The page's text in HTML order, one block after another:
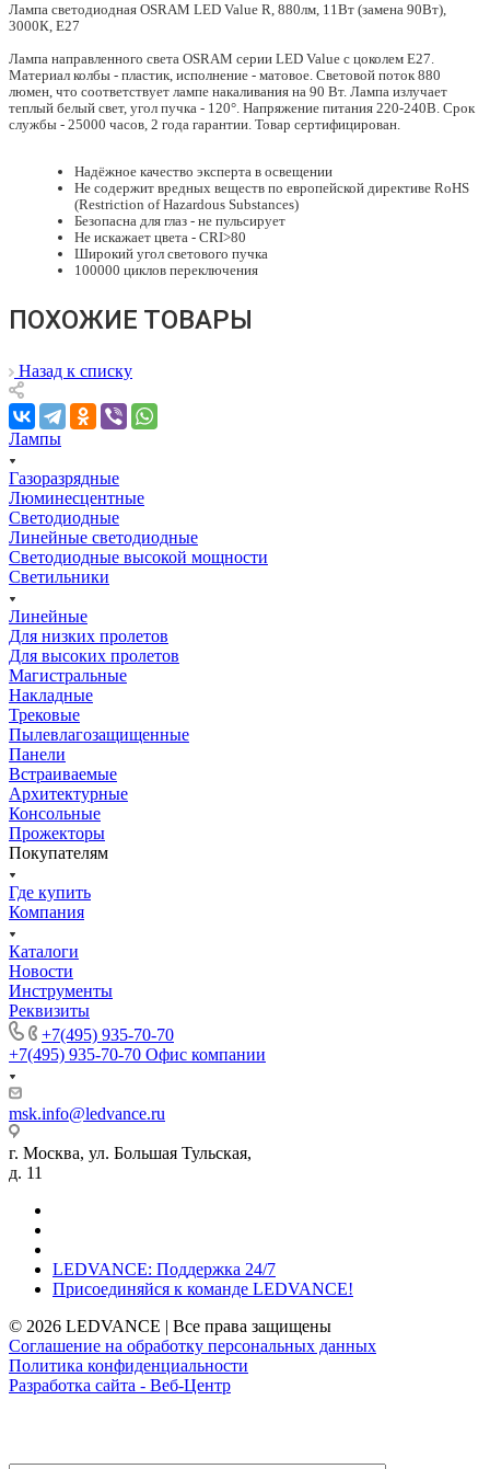
Лампа светодиодная OSRAM LED Value R, 880лм, 11Вт (замена 90Вт),
3000К, Е27
Лампа направленного света OSRAM серии LED Value с цоколем E27.
Материал колбы - пластик, исполнение - матовое. Световой поток 880
люмен, что соответствует лампе накаливания на 90 Вт. Лампа излучает
теплый белый свет, угол пучка - 120°. Напряжение питания 220-240В. Срок
службы - 25000 часов, 2 года гарантии. Товар сертифицирован.
Надёжное качество эксперта в освещении
Не содержит вредных веществ по европейской директиве RoHS
(Restriction of Hazardous Substances)
Безопасна для глаз - не пульсирует
Не искажает цвета - CRI>80
Широкий угол светового пучка
100000 циклов переключения
ПОХОЖИЕ ТОВАРЫ
Назад к списку
Лампы
Газоразрядные
Люминесцентные
Светодиодные
Линейные светодиодные
Светодиодные высокой мощности
Светильники
Линейные
Для низких пролетов
Для высоких пролетов
Магистральные
Накладные
Трековые
Пылевлагозащищенные
Панели
Встраиваемые
Архитектурные
Консольные
Прожекторы
Покупателям
Где купить
Компания
Каталоги
Новости
Инструменты
Реквизиты
+7(495) 935-70-70
+7(495) 935-70-70 Офис компании
msk.info@ledvance.ru
г. Москва, ул. Большая Тульская,
д. 11
LEDVANCE: Поддержка 24/7
Присоединяйся к команде LEDVANCE!
© 2026 LEDVANCE | Все права защищены
Соглашение на обработку персональных данных
Политика конфиденциальности
Разработка сайта - Веб-Центр